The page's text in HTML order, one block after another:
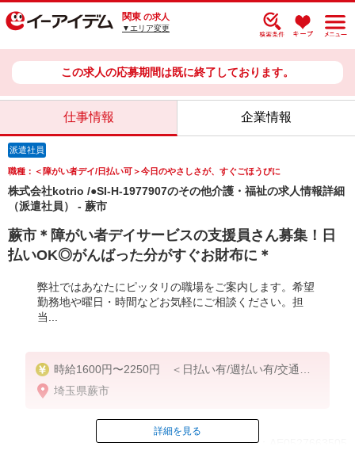
関東 の求人
▼エリア変更
この求人の応募期間は既に終了しております。
仕事情報 企業情報
派遣社員
職種：＜障がい者デイ/日払い可＞今日のやさしさが、すぐごほうびに
株式会社kotrio /●SI-H-1977907のその他介護・福祉の求人情報詳細
（派遣社員） - 蕨市
蕨市＊障がい者デイサービスの支援員さん募集！日
払いOK◎がんばった分がすぐお財布に＊
弊社ではあなたにピッタリの職場をご案内します。希望
勤務地や曜日・時間などお気軽にご相談ください。担
当...
時給1600円〜2250円 ＜日払い有/週払い有/交通費
全支給(ガソリン代含む)＞
埼玉県蕨市
ID：AE0527663505
詳細を見る